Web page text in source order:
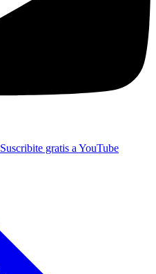
Suscribite gratis a YouTube